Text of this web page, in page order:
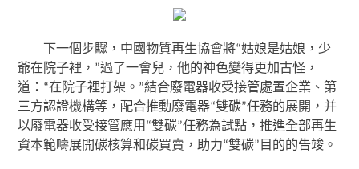
下一個步驟，中國物質再生協會將“姑娘是姑娘，少
爺在院子裡，”過了一會兒，他的神色變得更加古怪，
道：“在院子裡打架。”結合廢電器收受接管處置企業、第
三方認證機構等，配合推動廢電器“雙碳”任務的展開，并
以廢電器收受接管應用“雙碳”任務為試點，推進全部再生
資本範疇展開碳核算和碳買賣，助力“雙碳”目的的告竣。